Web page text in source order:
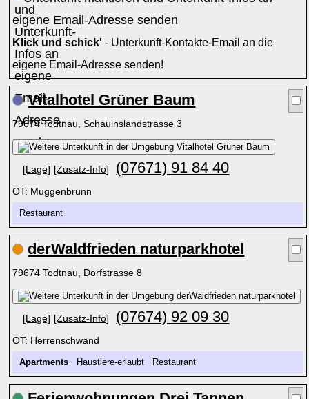
Klick und schick' - Unterkunft-Kontakte-Email an die
eigene Email-Adresse senden!
Vitalhotel Grüner Baum
79674 Todtnau, Schauinslandstrasse 3
[Lage] [Zusatz-Info] (07671) 91 84 40
OT: Muggenbrunn
Restaurant
derWaldfrieden naturparkhotel
79674 Todtnau, Dorfstrasse 8
[Lage] [Zusatz-Info] (07674) 92 09 30
OT: Herrenschwand
Apartments Haustiere-erlaubt Restaurant